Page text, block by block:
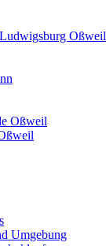
Oßweil
Oßweil
Umgebung